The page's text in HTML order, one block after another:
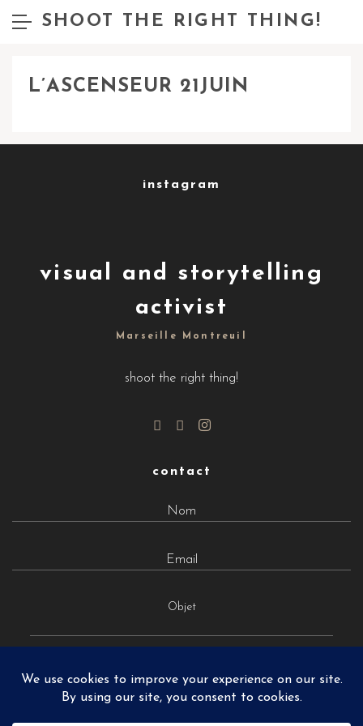
SHOOT THE RIGHT THING!
L’ASCENSEUR 21JUIN
instagram
visual and storytelling
activist
Marseille Montreuil
shoot the right thing!
contact
Objet